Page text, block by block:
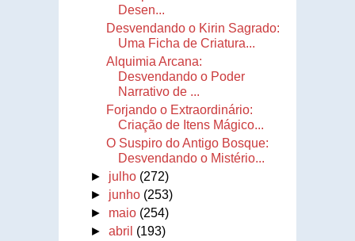
Desen...
Desvendando o Kirin Sagrado:
Uma Ficha de Criatura...
Alquimia Arcana:
Desvendando o Poder
Narrativo de ...
Forjando o Extraordinário:
Criação de Itens Mágico...
O Suspiro do Antigo Bosque:
Desvendando o Mistério...
► julho (272)
► junho (253)
► maio (254)
►abril (193)